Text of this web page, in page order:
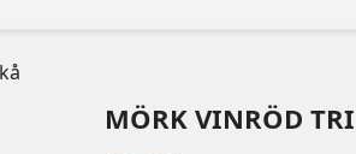
MÖRK VINRÖD